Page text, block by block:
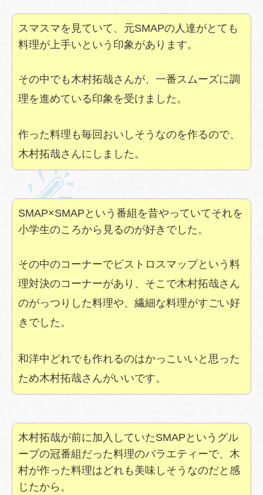
スマスマを見ていて、元SMAPの人達がとても
料理が上手いという印象があります。
その中でも木村拓哉さんが、一番スムーズに調
理を進めている印象を受けました。
作った料理も毎回おいしそうなのを作るので、
木村拓哉さんにしました。
SMAP×SMAPという番組を昔やっていてそれを
小学生のころから見るのが好きでした。
その中のコーナーでビストロスマップという料
理対決のコーナーがあり、そこで木村拓哉さん
のがっつりした料理や、繊細な料理がすごい好
きでした。
和洋中どれでも作れるのはかっこいいと思った
ため木村拓哉さんがいいです。
木村拓哉が前に加入していたSMAPというグル
ープの冠番組だった料理のバラエティーで、木
村が作った料理はどれも美味しそうなのだと感
じたから。